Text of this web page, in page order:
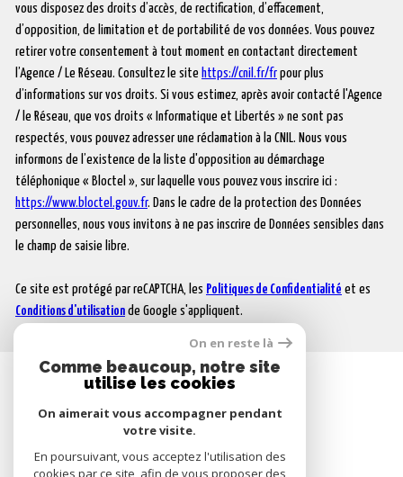
vous disposez des droits d’accès, de rectification, d’effacement,
d’opposition, de limitation et de portabilité de vos données. Vous pouvez
retirer votre consentement à tout moment en contactant directement
l’Agence / Le Réseau. Consultez le site https://cnil.fr/fr pour plus
d’informations sur vos droits. Si vous estimez, après avoir contacté l'Agence
/ le Réseau, que vos droits « Informatique et Libertés » ne sont pas
respectés, vous pouvez adresser une réclamation à la CNIL. Nous vous
informons de l’existence de la liste d'opposition au démarchage
téléphonique « Bloctel », sur laquelle vous pouvez vous inscrire ici :
https://www.bloctel.gouv.fr. Dans le cadre de la protection des Données
personnelles, nous vous invitons à ne pas inscrire de Données sensibles dans
le champ de saisie libre.
Ce site est protégé par reCAPTCHA, les Politiques de Confidentialité et es
Conditions d'utilisation de Google s'appliquent.
SE CONNECTER
ESPACE PROPRIÉTAIRE
On en reste là
Comme beaucoup, notre site
utilise les cookies
On aimerait vous accompagner pendant
votre visite.
En poursuivant, vous acceptez l'utilisation des
cookies par ce site, afin de vous proposer des